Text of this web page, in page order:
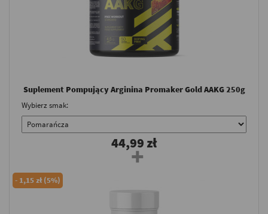
Suplement Pompujący Arginina Promaker Gold AAKG 250g
Wybierz smak:
44,99 zł
- 1,15 zł (5%)